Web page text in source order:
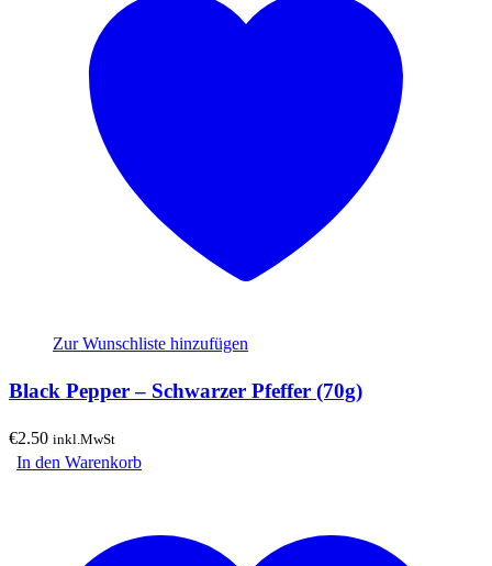
Zur Wunschliste hinzufügen
Black Pepper – Schwarzer Pfeffer (70g)
€2.50 inkl.MwSt
In den Warenkorb